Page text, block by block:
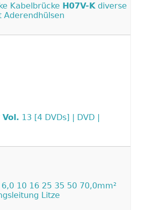
Kabelbrücke H07V-K diverse
Aderendhülsen
Vol. 13 [4 DVDs] | DVD |
10 16 25 35 50 70,0mm²
Litze